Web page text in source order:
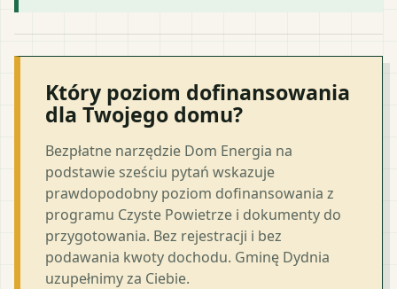
Który poziom dofinansowania
dla Twojego domu?
Bezpłatne narzędzie Dom Energia na
podstawie sześciu pytań wskazuje
prawdopodobny poziom dofinansowania z
programu Czyste Powietrze i dokumenty do
przygotowania. Bez rejestracji i bez
podawania kwoty dochodu. Gminę Dydnia
uzupełnimy za Ciebie.